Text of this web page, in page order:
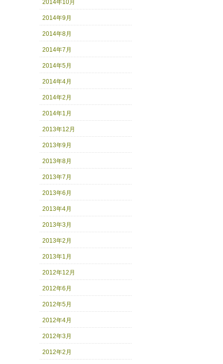
2014年10月
2014年9月
2014年8月
2014年7月
2014年5月
2014年4月
2014年2月
2014年1月
2013年12月
2013年9月
2013年8月
2013年7月
2013年6月
2013年4月
2013年3月
2013年2月
2013年1月
2012年12月
2012年6月
2012年5月
2012年4月
2012年3月
2012年2月